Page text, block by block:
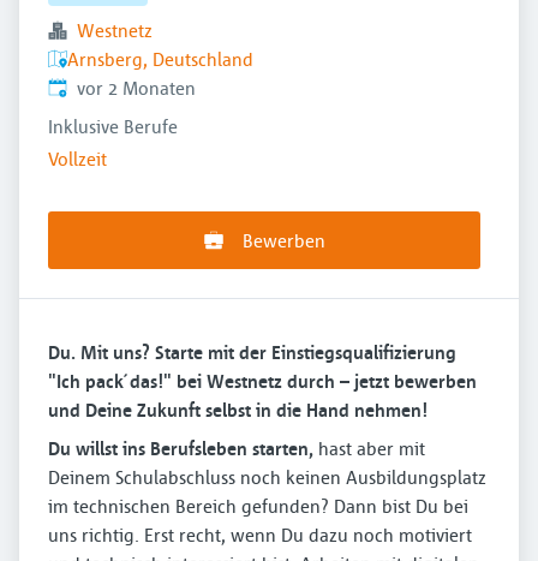
Westnetz
Arnsberg, Deutschland
Veröffentlicht:
vor 2 Monaten
Inklusive Berufe
Vollzeit
Bewerben
Du. Mit uns? Starte mit der Einstiegsqualifizierung
"Ich pack´das!" bei Westnetz durch – jetzt bewerben
und Deine Zukunft selbst in die Hand nehmen!
Du willst ins Berufsleben starten, hast aber mit
Deinem Schulabschluss noch keinen Ausbildungsplatz
im technischen Bereich gefunden? Dann bist Du bei
uns richtig. Erst recht, wenn Du dazu noch motiviert